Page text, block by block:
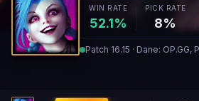
WIN RATE
52.1%
PICK RATE
8%
Patch 16.15 · Dane: